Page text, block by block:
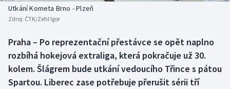
Biatlon
Box
Curling
Aplikace ČT sport
Utkání Kometa Brno - Plzeň
Zdroj: ČTK/Zehl Igor
Praha – Po reprezentační přestávce se opět naplno
rozbíhá hokejová extraliga, která pokračuje už 30.
kolem. Šlágrem bude utkání vedoucího Třince s pátou
Spartou. Liberec zase potřebuje přerušit sérii tří